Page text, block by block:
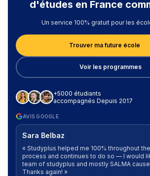
d'études en France
Un service 100% gratuit pour les
Trouver ma future école
Voir les programmes
+5000 étudiants
accompagnés Depuis 2017
AVIS GOOGLE
Sara Belbaz
« Studyplus helped me 100% throughout
process and continues to do so — I would
team of studyplus and mostly SALMA
Thanks again! »